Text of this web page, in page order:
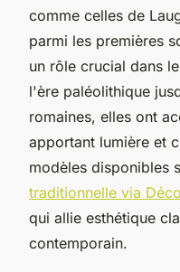
comme celles de
parmi les premières
un rôle crucial dans
l'ère paléolithique
romaines, elles ont
apportant lumière et
modèles disponibles
traditionnelle via
qui allie esthétique
contemporain.